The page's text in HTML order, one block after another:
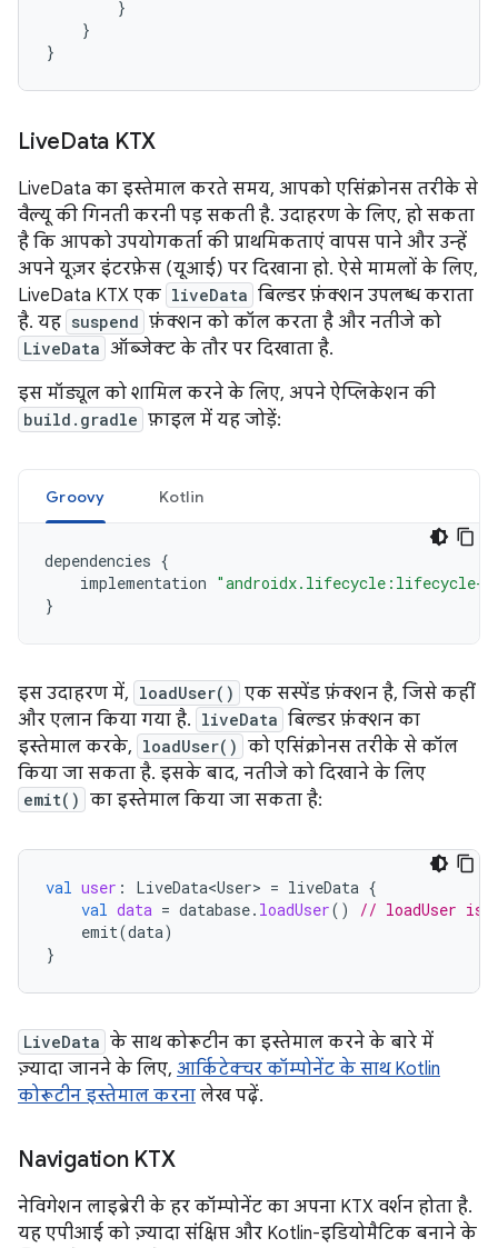
}
}
}
LiveData KTX
LiveData का इस्तेमाल करते समय, आपको एसिंक्रोनस तरीके से
वैल्यू की गिनती करनी पड़ सकती है. उदाहरण के लिए, हो सकता
है कि आपको उपयोगकर्ता की प्राथमिकताएं वापस पाने और उन्हें
अपने यूज़र इंटरफ़ेस (यूआई) पर दिखाना हो. ऐसे मामलों के लिए,
LiveData KTX एक liveData बिल्डर फ़ंक्शन उपलब्ध कराता
है. यह suspend फ़ंक्शन को कॉल करता है और नतीजे को
LiveData ऑब्जेक्ट के तौर पर दिखाता है.
इस मॉड्यूल को शामिल करने के लिए, अपने ऐप्लिकेशन की
build.gradle फ़ाइल में यह जोड़ें:
Groovy Kotlin
dependencies {
implementation "androidx.lifecycle:lifecycle-
}
इस उदाहरण में, loadUser() एक सस्पेंड फ़ंक्शन है, जिसे कहीं
और एलान किया गया है. liveData बिल्डर फ़ंक्शन का
इस्तेमाल करके, loadUser() को एसिंक्रोनस तरीके से कॉल
किया जा सकता है. इसके बाद, नतीजे को दिखाने के लिए
emit() का इस्तेमाल किया जा सकता है:
val user : LiveData<User> = liveData {
val data = database. loadUser()
// loadUser is
emit(data)
}
LiveData के साथ कोरूटीन का इस्तेमाल करने के बारे में
ज़्यादा जानने के लिए, आर्किटेक्चर कॉम्पोनेंट के साथ Kotlin
कोरूटीन इस्तेमाल करना लेख पढ़ें.
Navigation KTX
नेविगेशन लाइब्रेरी के हर कॉम्पोनेंट का अपना KTX वर्शन होता है.
यह एपीआई को ज़्यादा संक्षिप्त और Kotlin-इडियोमैटिक बनाने के